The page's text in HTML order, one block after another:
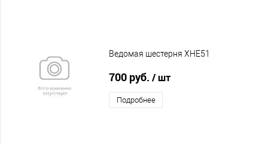
Ведомая шестерня XHE51
700 руб. / шт
Подробнее